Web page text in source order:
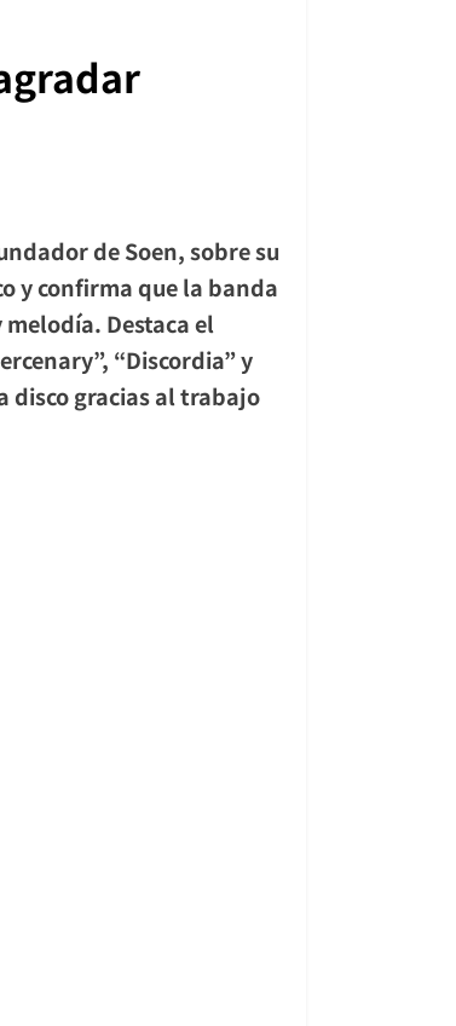
deSoen, sobre su
y confirma que la banda
Destaca el
”, “Discordia” y
disco gracias al trabajo